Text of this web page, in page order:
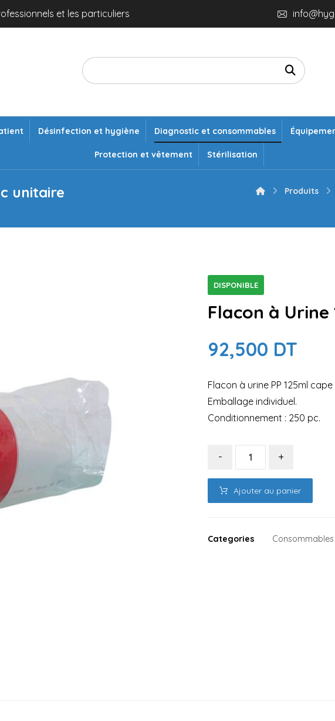
et les particuliers
Désinfection et hygiène Diagnostic et consommables
Protection et vêtement Stérilisation
unitaire Produits
DISPONIBLE
Flacon à
92,500 DT
Flacon à urine PP 125ml
Emballage individuel.
Conditionnement : 250 pc.
- +
Ajouter au panier
Categories